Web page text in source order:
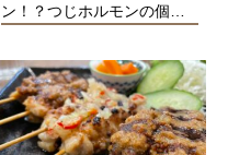
ン！？つじホルモンの個…